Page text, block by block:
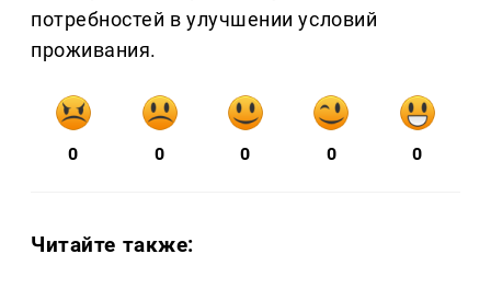
потребностей в улучшении условий
проживания.
0 0 0 0 0
Читайте также: